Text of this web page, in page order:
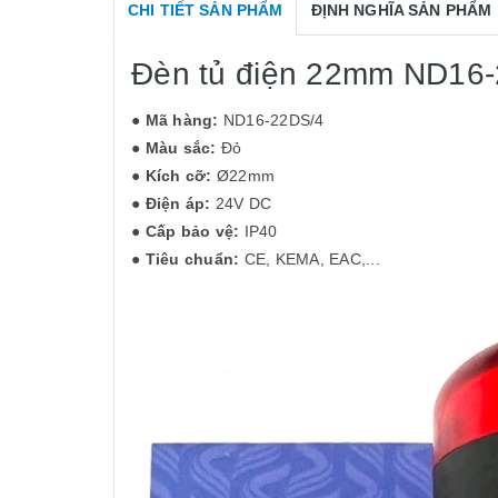
CHI TIẾT SẢN PHẨM ĐỊNH NGHĨA SẢN PHẨM
Đèn tủ điện 22mm
● Mã hàng: ND16-22DS/4
● Màu sắc: Đỏ
● Kích cỡ: Ø22mm
● Điện áp: 24V DC
● Cấp bảo vệ: IP40
● Tiêu chuẩn: CE, KEMA, EAC,...